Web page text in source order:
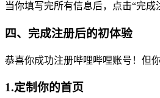
当你填写完所有信息后，点击“完
四、完成注册后的初体验
恭喜你成功注册哔哩哔哩账号！但
1.定制你的首页